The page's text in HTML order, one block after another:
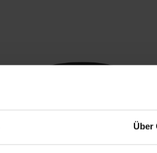
Über